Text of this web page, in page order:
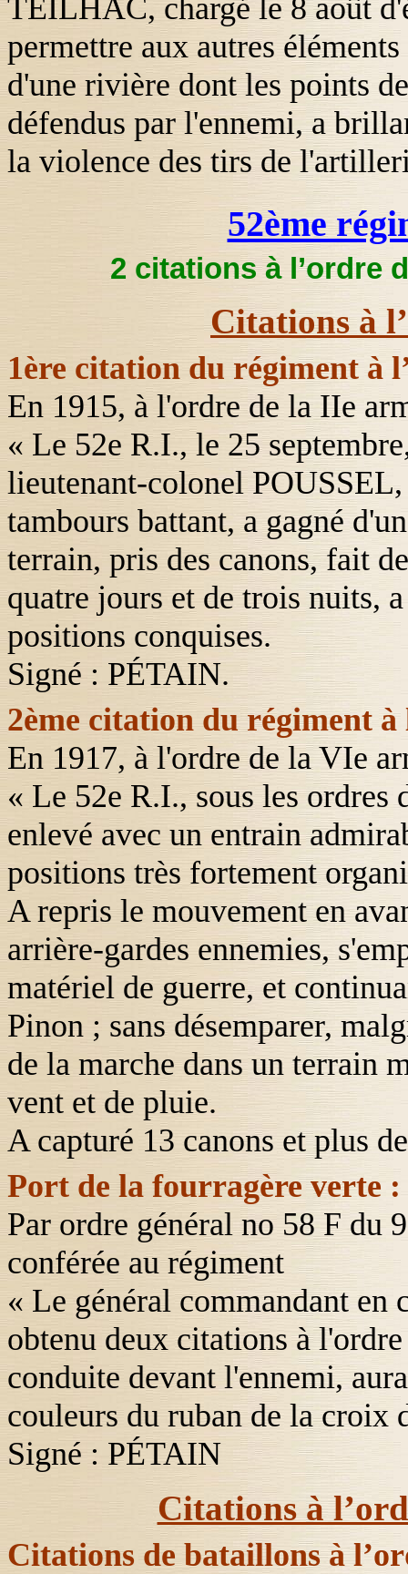
TEILHAC, chargé le 8 août
permettre aux autres
d'une rivière dont les points
défendus par l'ennemi, a
la violence des tirs de
52ème
2 citations à l’ordre
Citations à
1ère citation du régiment à
En 1915, à l'ordre de la IIe
« Le 52e R.I., le 25
lieutenant-colonel
tambours battant, a gagné
terrain, pris des canons, fait
quatre jours et de trois nuits,
positions conquises.
Signé : PÉTAIN.
2ème citation du régiment à
En 1917, à l'ordre de la VIe
« Le 52e R.I., sous les
enlevé avec un entrain
positions très fortement
A repris le mouvement en
arrière-gardes ennemies,
matériel de guerre, et
Pinon ; sans désemparer,
de la marche dans un terrain
vent et de pluie.
A capturé 13 canons et plus
Port de la fourragère verte :
Par ordre général no 58 F du
conférée au régiment
« Le général commandant en
obtenu deux citations à
conduite devant l'ennemi,
couleurs du ruban de la croix
Signé : PÉTAIN
Citations à
Citations de bataillons à